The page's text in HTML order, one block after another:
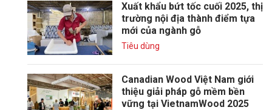
Xuất khẩu bứt tốc cuối 2025, thị
trường nội địa thành điểm tựa
mới của ngành gỗ
Tiêu dùng
Canadian Wood Việt Nam giới
thiệu giải pháp gỗ mềm bền
vững tại VietnamWood 2025